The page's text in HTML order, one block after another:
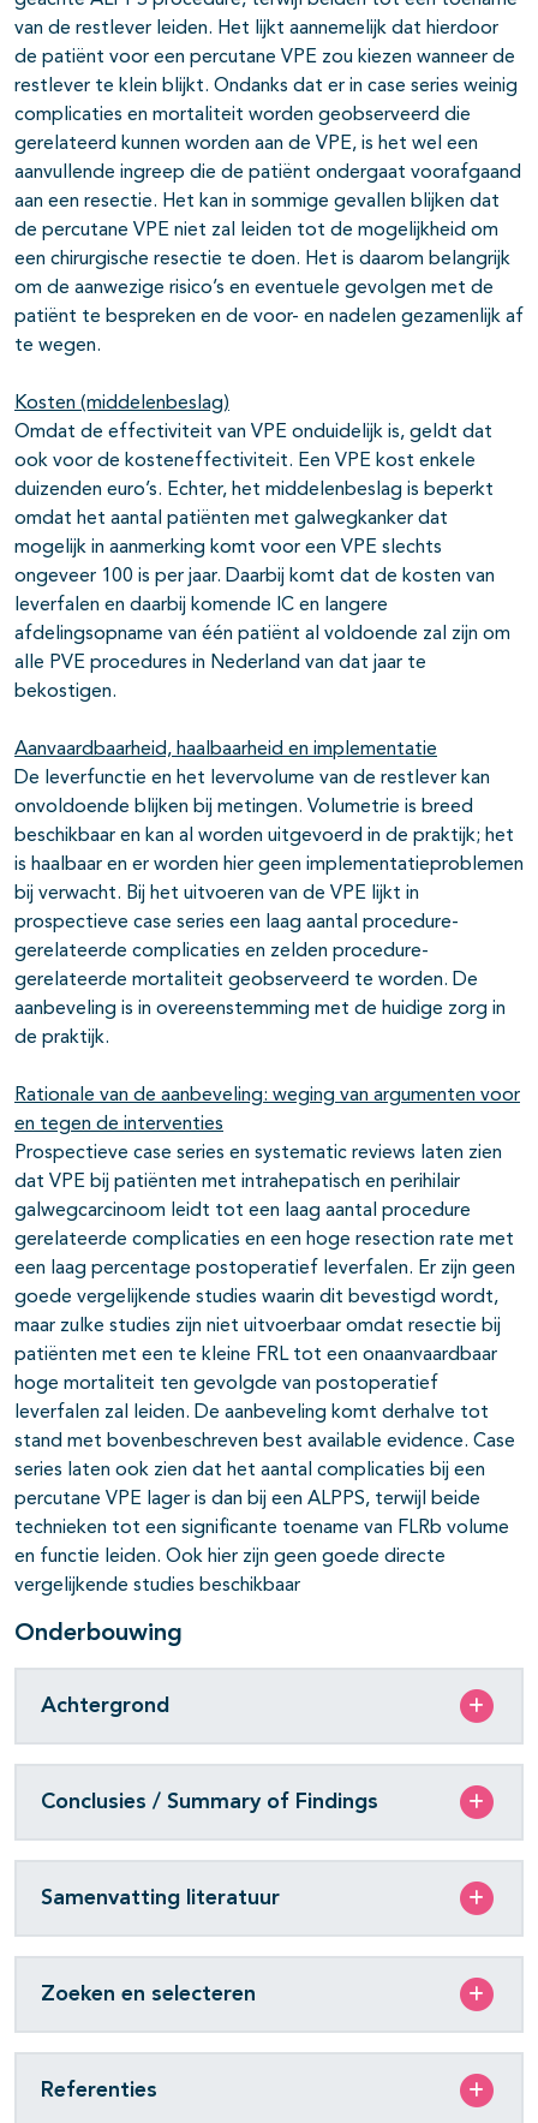
van de restlever leiden. Het lijkt aannemelijk dat hierdoor
de patiënt voor een percutane VPE zou kiezen wanneer de
restlever te klein blijkt. Ondanks dat er in case series weinig
complicaties en mortaliteit worden geobserveerd die
gerelateerd kunnen worden aan de VPE, is het wel een
aanvullende ingreep die de patiënt ondergaat voorafgaand
aan een resectie. Het kan in sommige gevallen blijken dat
de percutane VPE niet zal leiden tot de mogelijkheid om
een chirurgische resectie te doen. Het is daarom belangrijk
om de aanwezige risico’s en eventuele gevolgen met de
patiënt te bespreken en de voor- en nadelen gezamenlijk af
te wegen.
Kosten (middelenbeslag)
Omdat de effectiviteit van VPE onduidelijk is, geldt dat
ook voor de kosteneffectiviteit. Een VPE kost enkele
duizenden euro’s. Echter, het middelenbeslag is beperkt
omdat het aantal patiënten met galwegkanker dat
mogelijk in aanmerking komt voor een VPE slechts
ongeveer 100 is per jaar. Daarbij komt dat de kosten van
leverfalen en daarbij komende IC en langere
afdelingsopname van één patiënt al voldoende zal zijn om
alle PVE procedures in Nederland van dat jaar te
bekostigen.
Aanvaardbaarheid, haalbaarheid en implementatie
De leverfunctie en het levervolume van de restlever kan
onvoldoende blijken bij metingen. Volumetrie is breed
beschikbaar en kan al worden uitgevoerd in de praktijk; het
is haalbaar en er worden hier geen implementatieproblemen
bij verwacht. Bij het uitvoeren van de VPE lijkt in
prospectieve case series een laag aantal procedure-
gerelateerde complicaties en zelden procedure-
gerelateerde mortaliteit geobserveerd te worden. De
aanbeveling is in overeenstemming met de huidige zorg in
de praktijk.
Rationale van de aanbeveling: weging van argumenten voor
en tegen de interventies
Prospectieve case series en systematic reviews laten zien
dat VPE bij patiënten met intrahepatisch en perihilair
galwegcarcinoom leidt tot een laag aantal procedure
gerelateerde complicaties en een hoge resection rate met
een laag percentage postoperatief leverfalen. Er zijn geen
goede vergelijkende studies waarin dit bevestigd wordt,
maar zulke studies zijn niet uitvoerbaar omdat resectie bij
patiënten met een te kleine FRL tot een onaanvaardbaar
hoge mortaliteit ten gevolgde van postoperatief
leverfalen zal leiden. De aanbeveling komt derhalve tot
stand met bovenbeschreven best available evidence. Case
series laten ook zien dat het aantal complicaties bij een
percutane VPE lager is dan bij een ALPPS, terwijl beide
technieken tot een significante toename van FLRb volume
en functie leiden. Ook hier zijn geen goede directe
vergelijkende studies beschikbaar
Onderbouwing
Achtergrond
Conclusies / Summary of Findings
Samenvatting literatuur
Zoeken en selecteren
Referenties